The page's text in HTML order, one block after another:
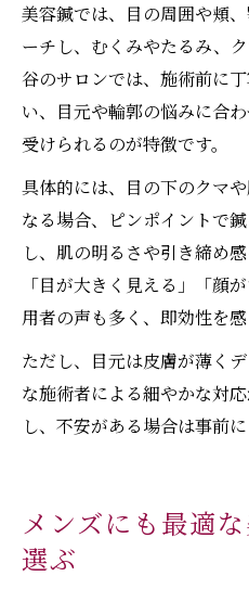
美容鍼では、目の周囲や頬
ーチし、むくみやたるみ、
谷のサロンでは、施術前に
い、目元や輪郭の悩みに合
受けられるのが特徴です。
具体的には、目の下のクマ
なる場合、ピンポイントで
し、肌の明るさや引き締め
「目が大きく見える」「顔
用者の声も多く、即効性を感
ただし、目元は皮膚が薄く
な施術者による細やかな対
し、不安がある場合は事前
メンズにも最適
選ぶ